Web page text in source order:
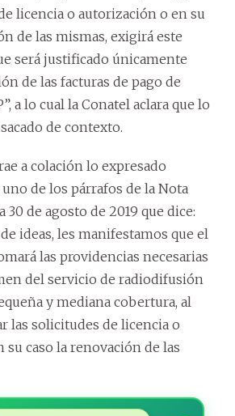
licencia o autorización o en su
de las mismas, exigirá este
será justificado únicamente
de las facturas de pago de
a lo cual la Conatel aclara que lo
de contexto.
a colación lo expresado
de los párrafos de la Nota
30 de agosto de 2019 que dice:
ideas, les manifestamos que el
las providencias necesarias
del servicio de radiodifusión
y mediana cobertura, al
las solicitudes de licencia o
caso la renovación de las